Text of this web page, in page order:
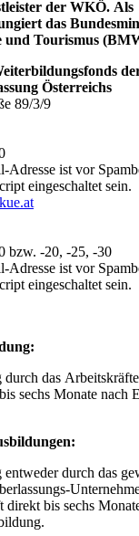
der WKÖ. Als
das
und Tourismus
Österreichs
89/3/9
Adresse ist vor
eingeschaltet sein.
bzw. -20, -25, -30
Adresse ist vor
eingeschaltet sein.
durch das
sechs Monate nach
entweder durch das
direkt bis sechs